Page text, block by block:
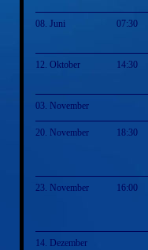
08. Juni 07:30
12. Oktober 14:30
03. November
20. November 18:30
23. November 16:00
14. Dezember